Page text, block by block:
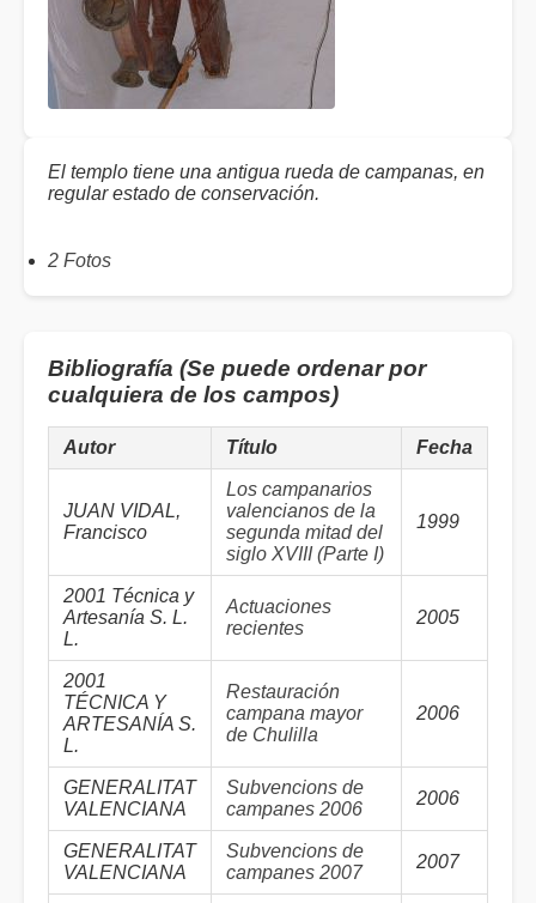
El templo tiene una antigua rueda de campanas, en
regular estado de conservación.
2 Fotos
Bibliografía (Se puede ordenar por
cualquiera de los campos)
Autor Título Fecha
JUAN VIDAL,
Francisco
Los campanarios
valencianos de la
segunda mitad del
siglo XVIII (Parte I)
1999
2001 Técnica y
Artesanía S. L.
L.
Actuaciones
recientes
2005
2001
TÉCNICA Y
ARTESANÍA S.
L.
Restauración
campana mayor
de Chulilla
2006
GENERALITAT
VALENCIANA
Subvencions de
campanes 2006
2006
GENERALITAT
VALENCIANA
Subvencions de
campanes 2007
2007